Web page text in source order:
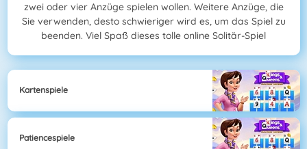
zwei oder vier Anzüge spielen wollen. Weitere Anzüge, die
Sie verwenden, desto schwieriger wird es, um das Spiel zu
beenden. Viel Spaß dieses tolle online Solitär-Spiel
Kartenspiele
Patiencespiele